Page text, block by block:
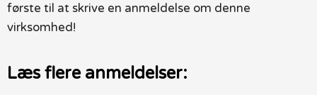
første til at skrive en anmeldelse om denne
virksomhed!
Læs flere anmeldelser: